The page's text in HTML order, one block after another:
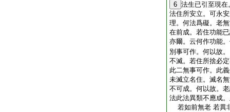
6 法生已引至現
法住所安立。可永
理。何法爲礙。老
在前成。若住功能
亦爾。云何作功能
別事可作。何以故
不滅。若住所捨必
此二無事可作。此
未滅立名住。滅名
不可成。何以故。
法此法異類不應成
若如前無老 若異